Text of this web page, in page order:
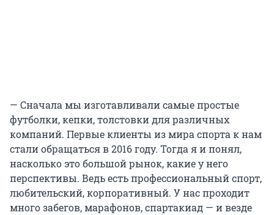
— Сначала мы изготавливали самые простые
футболки, кепки, толстовки для различных
компаний. Первые клиенты из мира спорта к нам
стали обращаться в 2016 году. Тогда я и понял,
насколько это большой рынок, какие у него
перспективы. Ведь есть профессиональный спорт,
любительский, корпоративный. У нас проходит
много забегов, марафонов, спартакиад — и везде